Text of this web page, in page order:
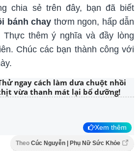
chia sẻ trên đây, bạn đã biết
bánh chay thơm ngon, hấp dẫn
Thực thêm ý nghĩa và đầy lòng
Chúc các bạn thành công với
ngay cách làm dưa chuột nhồi
vừa thanh mát lại bổ dưỡng!
Xem thêm
Theo Cúc Nguyễn | Phụ Nữ Sức Khỏe